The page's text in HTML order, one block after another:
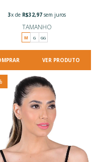
3x de R$32,97sem juros
TAMANHO
M G GG
VER PRODUTO